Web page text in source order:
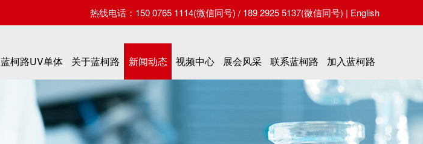
热线电话：150 0765 1114(微信同号) / 189 2925 5137(微信同号) | English
蓝柯路UV单体 关于蓝柯路 新闻动态 视频中心 展会风采 联系蓝柯路 加入蓝柯路